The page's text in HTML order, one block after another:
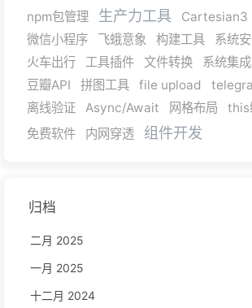
npm包管理
生产力工具 Cartesian3
微信小程序
飞蛾意象 构建工具 系统
火车出行
工具插件 文件转换 系统集成
豆瓣API
拼图工具 file upload
离线验证
Async/Await 网格布局 this
免费软件
内网穿透 组件开发
归档
二月 2025
一月 2025
十二月 2024